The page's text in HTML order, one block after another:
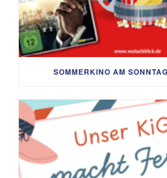
SOMMERKINO AM